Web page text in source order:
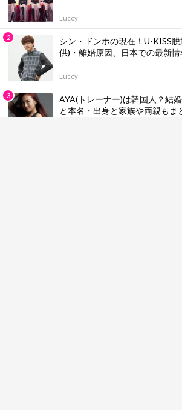
Luccy
シン・ドンホの現在！U-KISS
供)・離婚原因、日本での最新
Luccy
AYA(トレーナー)は韓国人？結
と本名・出身と家族や両親もま